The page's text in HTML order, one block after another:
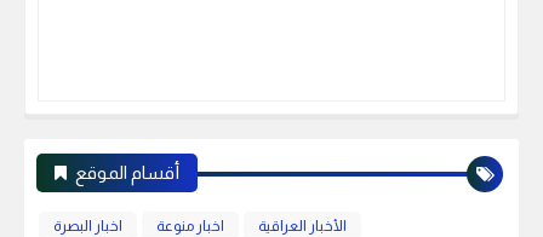
أقسام الموقع
اخبار البصرة اخبار منوعة
الأخبار العراقية